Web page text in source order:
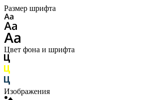
Размер шрифта
Цвет фона и шрифта
Изображения